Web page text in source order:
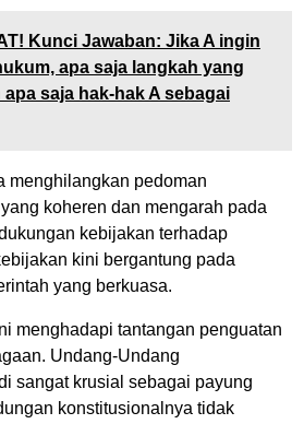
Kunci Jawaban: Jika A ingin
apa saja langkah yang
saja hak-hak A sebagai
menghilangkan pedoman
koheren dan mengarah pada
kebijakan terhadap
kini bergantung pada
yang berkuasa.
menghadapi tantangan penguatan
Undang-Undang
sangat krusial sebagai payung
konstitusionalnya tidak